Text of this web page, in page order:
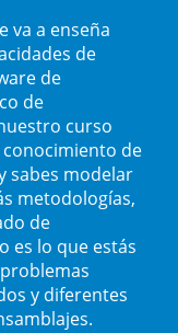
va a enseña
de
de
de
curso
de
sabes modelar
metodologías,
de
es lo que estás
y diferentes